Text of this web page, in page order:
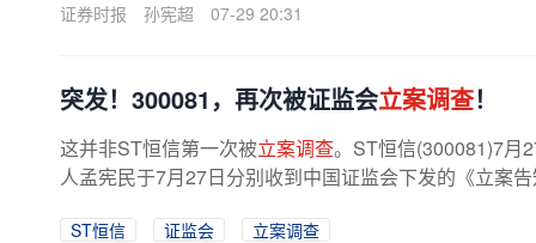
证券时报
孙宪超 07-29 20:31
突发！300081，再次被证监会立案调查！
这并非ST恒信第一次被立案调查。ST恒信(300081)7月
人孟宪民于7月27日分别收到中国证监会下发的《立案
ST恒信 证监会
立案调查